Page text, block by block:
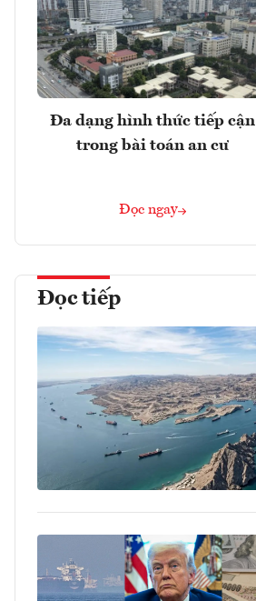
Đa dạng hình thức tiếp cận
trong bài toán an cư
Đọc ngay
Đọc tiếp